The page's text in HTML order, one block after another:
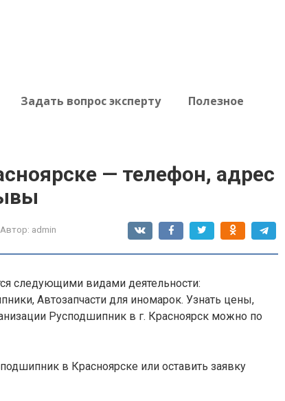
Задать вопрос эксперту Полезное
— телефон, адрес
Автор: admin
следующими видами деятельности:
Автозапчасти для иномарок. Узнать цены,
Русподшипник в г. Красноярск можно по
в Красноярске или оставить заявку